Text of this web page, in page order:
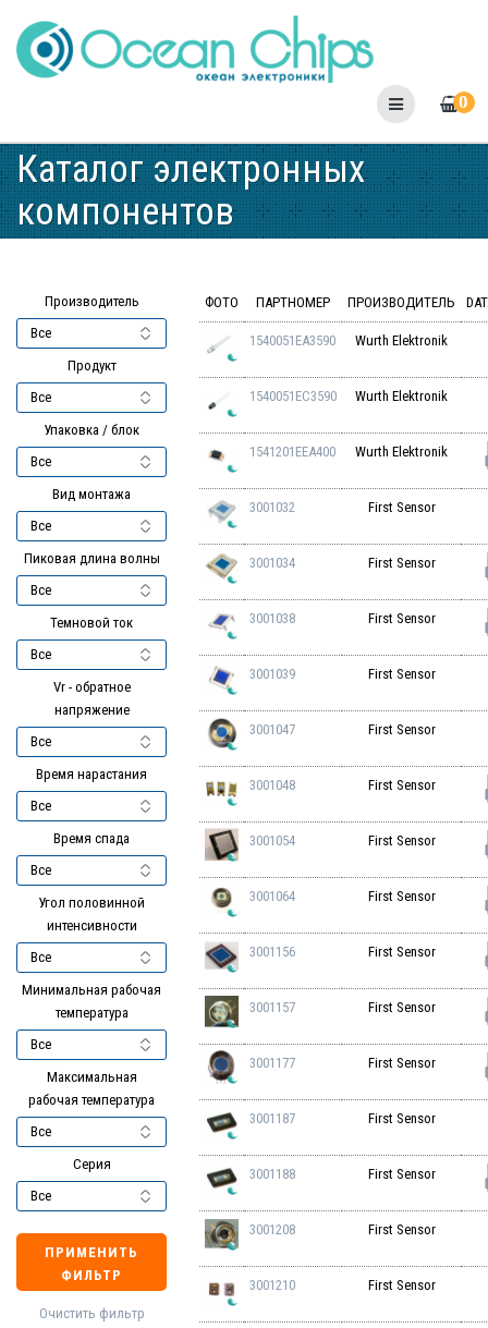
to
content
0
Каталог электронных
компонентов
Производитель
Продукт
Упаковка / блок
Вид монтажа
Пиковая длина волны
Темновой ток
Vr - обратное
напряжение
Время нарастания
Время спада
Угол половинной
интенсивности
Минимальная рабочая
температура
Максимальная
рабочая температура
Серия
ПРИМЕНИТЬ
ФИЛЬТР
Очистить фильтр
ФОТО ПАРТНОМЕР ПРОИЗВОДИТЕЛЬ
1540051EA3590 Wurth Elektronik
1540051EC3590 Wurth Elektronik
1541201EEA400 Wurth Elektronik
3001032 First Sensor
3001034 First Sensor
3001038 First Sensor
3001039 First Sensor
3001047 First Sensor
3001048 First Sensor
3001054 First Sensor
3001064 First Sensor
3001156 First Sensor
3001157 First Sensor
3001177 First Sensor
3001187 First Sensor
3001188 First Sensor
3001208 First Sensor
3001210 First Sensor